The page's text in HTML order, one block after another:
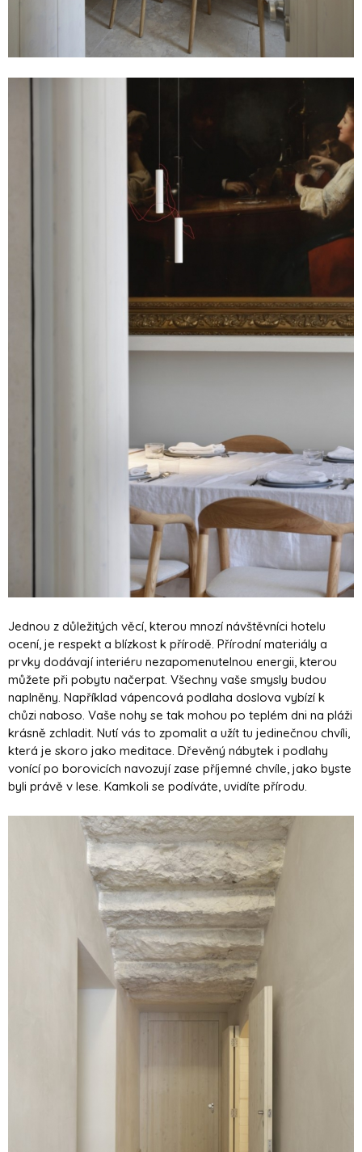
Jednou z důležitých věcí, kterou mnozí návštěvníci hotelu
ocení, je respekt a blízkost k přírodě. Přírodní materiály a
prvky dodávají interiéru nezapomenutelnou energii, kterou
můžete při pobytu načerpat. Všechny vaše smysly budou
naplněny. Například vápencová podlaha doslova vybízí k
chůzi naboso. Vaše nohy se tak mohou po teplém dni na pláži
krásně zchladit. Nutí vás to zpomalit a užít tu jedinečnou chvíli,
která je skoro jako meditace. Dřevěný nábytek i podlahy
vonící po borovicích navozují zase příjemné chvíle, jako byste
byli právě v lese. Kamkoli se podíváte, uvidíte přírodu.